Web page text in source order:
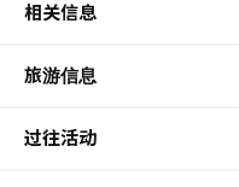
相关信息
旅游信息
过往活动